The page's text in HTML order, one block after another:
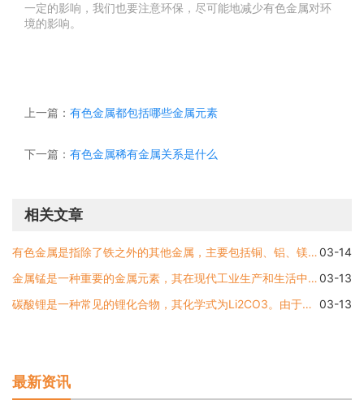
一定的影响，我们也要注意环保，尽可能地减少有色金属对环
境的影响。
上一篇： 有色金属都包括哪些金属元素
下一篇： 有色金属稀有金属关系是什么
相关文章
有色金属是指除了铁之外的其他金属，主要包括铜、铝、镁、铸铜合金、铅、锌、钴、镍、钨、钛、锆等。下面将分别介绍这些有色金属的特性和应用领域。铜铜是一种重要的有色金属03-14
金属锰是一种重要的金属元素，其在现代工业生产和生活中有着广泛的应用。金属锰属于有色金属吗？这是一个值得探究的问题。本文将详细介绍金属锰的特点和分类，以及解答它是否03-13
碳酸锂是一种常见的锂化合物，其化学式为Li2CO3。由于锂在周期表上属于第一族元素，与钠、钾等金属元素的性质类似，因此很多人可能会误认为碳酸锂是一种有色金属。实际上，碳酸 03-13
最新资讯